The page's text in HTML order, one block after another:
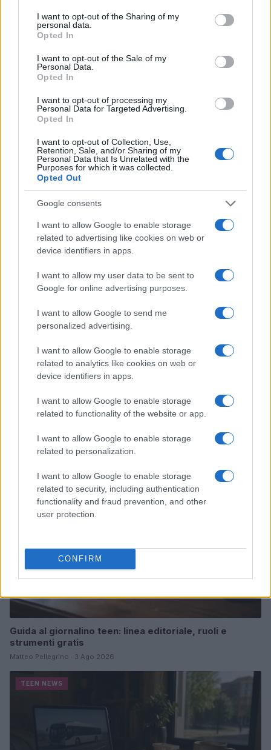
not limited to your visit or usage behaviour. You may click to
grant or deny consent to Google and its third-party tags to
use your data for below specified purposes in below Google
consent section.
I want to opt-out of the Sharing of my
personal data.
Opted In
I want to opt-out of the Sale of my
Personal Data.
Opted In
I want to opt-out of processing my
Personal Data for Targeted Advertising.
Opted In
I want to opt-out of Collection, Use,
Retention, Sale, and/or Sharing of my
Personal Data that Is Unrelated with the
Purposes for which it was collected.
Opted Out
Google consents
I want to allow Google to enable storage
related to advertising like cookies on web or
device identifiers in apps.
I want to allow my user data to be sent to
Google for online advertising purposes.
I want to allow Google to send me
personalized advertising.
I want to allow Google to enable storage
related to analytics like cookies on web or
device identifiers in apps.
I want to allow Google to enable storage
related to functionality of the website or app.
I want to allow Google to enable storage
related to personalization.
I want to allow Google to enable storage
related to security, including authentication
functionality and fraud prevention, and other
user protection.
CONFIRM
Continua a leggere
TEEN NEWS
Sterling Point – L’isola dei segreti: trama, cast e
Cristian Castiglioni · 7 Ago 2026
Guida al giornalino teen: linea editoriale, ruoli e
strumenti gratis
Matteo Pellegrino · 3 Ago 2026
TEEN NEWS